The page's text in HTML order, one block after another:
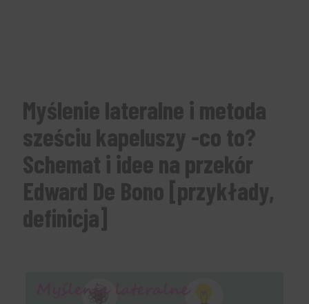
Myślenie lateralne i metoda
sześciu kapeluszy -co to?
Schemat i idee na przekór
Edward De Bono [przykłady,
definicja]